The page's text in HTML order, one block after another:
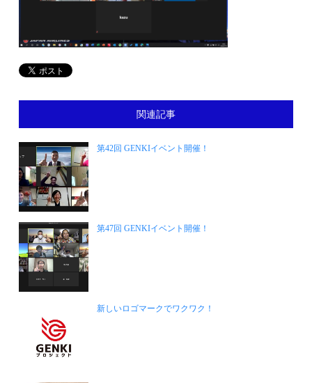
関連記事
第42回 GENKIイベント開催！
第47回 GENKIイベント開催！
新しいロゴマークでワクワク！